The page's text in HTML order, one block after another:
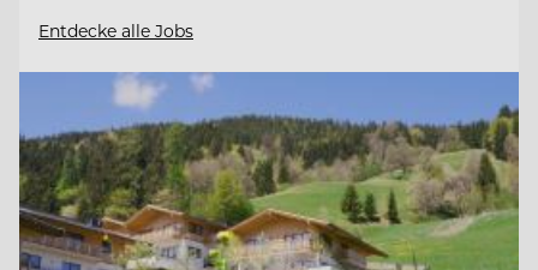
Entdecke alle Jobs